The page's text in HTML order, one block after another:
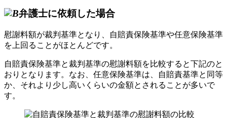
弁護士に依頼した場合
慰謝料額が裁判基準となり、自賠責保険基準や任意保険基準
を上回ることがほとんどです。
自賠責保険基準と裁判基準の慰謝料額を比較すると下記のと
おりとなります。なお、任意保険基準は、自賠責基準と同等
か、それより少し高いくらいの金額とされることが多いで
す。